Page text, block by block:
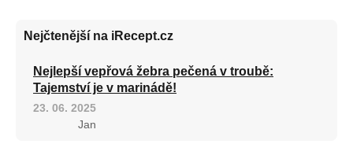
Nejčtenější na iRecept.cz
Nejlepší vepřová žebra pečená v troubě:
Tajemství je v marinádě!
23. 06. 2025
Jan